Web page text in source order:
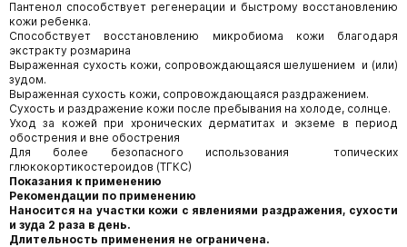
Пантенол способствует регенерации и быстрому восстановлению
кожи ребенка.
Способствует восстановлению микробиома кожи благодаря
экстракту розмарина
Выраженная сухость кожи, сопровождающаяся шелушением и (или)
зудом.
Выраженная сухость кожи, сопровождающаяся раздражением.
Сухость и раздражение кожи после пребывания на холоде, солнце.
Уход за кожей при хронических дерматитах и экземе в период
обострения и вне обострения
Для более безопасного использования топических
глюкокортикостероидов (ТГКС)
Показания к применению
Рекомендации по применению
Наносится на участки кожи с явлениями раздражения, сухости
и зуда 2 раза в день.
Длительность применения не ограничена.